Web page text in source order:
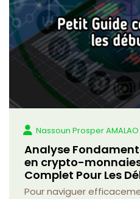
Nassoun Prosper AMALAO
Analyse
en crypto-
Complet Pour Les
Pour naviguer